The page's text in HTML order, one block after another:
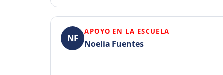
NF
APOYO EN LA ESCUELA
Noelia Fuentes